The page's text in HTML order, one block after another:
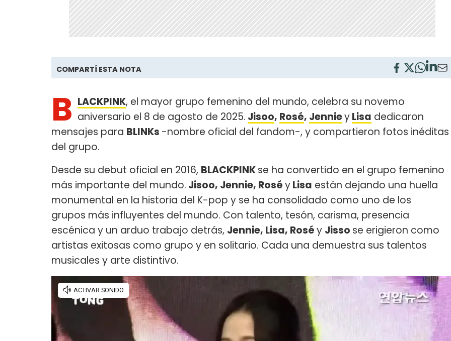
COMPARTÍ ESTA NOTA
B LACKPINK, el mayor grupo femenino del mundo, celebra su novemo
aniversario el 8 de agosto de 2025. Jisoo, Rosé, JennieyLisa dedicaron
mensajes para BLINKs -nombre oficial del fandom-, y compartieron fotos inéditas
del grupo.
Desde su debut oficial en 2016, BLACKPINKse ha convertido en el grupo femenino
más importante del mundo. Jisoo, Jennie, RoséyLisa están dejando una huella
monumental en la historia del K-pop y se ha consolidado como uno de los
grupos más influyentes del mundo. Con talento, tesón, carisma, presencia
escénica y un arduo trabajo detrás, Jennie, Lisa, Roséy Jisso se erigieron como
artistas exitosas como grupo y en solitario. Cada una demuestra sus talentos
musicales y arte distintivo.